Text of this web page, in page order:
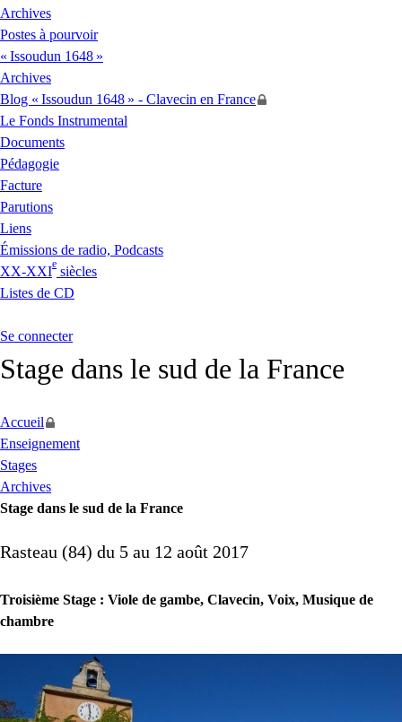
Archives
Postes à pourvoir
« Issoudun 1648 »
Archives
Blog « Issoudun 1648 » - Clavecin en France
Le Fonds Instrumental
Documents
Pédagogie
Facture
Parutions
Liens
Émissions de radio, Podcasts
XX-XXI
e
siècles
Listes de CD
Se connecter
Stage dans le sud de la France
Accueil
Enseignement
Stages
Archives
Stage dans le sud de la France
Rasteau (84) du 5 au 12 août 2017
Troisième Stage : Viole de gambe, Clavecin, Voix, Musique de
chambre